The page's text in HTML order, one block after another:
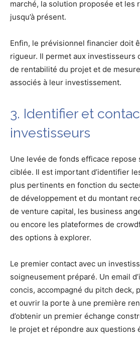
marché, la solution proposée et les
jusqu’à présent.
Enfin, le prévisionnel financier doit
rigueur. Il permet aux investisseurs
de rentabilité du projet et de
associés à leur investissement.
3. Identifier et
investisseurs
Une levée de fonds efficace repose
ciblée. Il est important d’identifier
plus pertinents en fonction du
de développement et du montant
de venture capital, les business
ou encore les plateformes de
des options à explorer.
Le premier contact avec un
soigneusement préparé. Un email
concis, accompagné du pitch deck,
et ouvrir la porte à une première
d’obtenir un premier échange
le projet et répondre aux questions